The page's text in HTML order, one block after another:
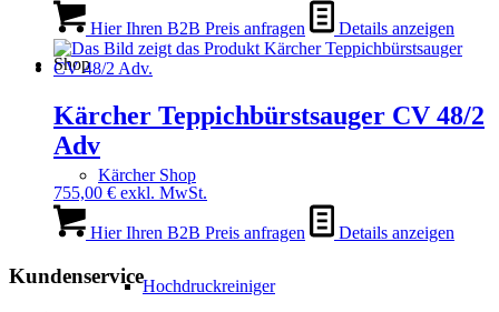
Shop
Kärcher Shop
Hochdruckreiniger
Hier Ihren B2B Preis anfragen Details anzeigen
Kärcher Teppichbürstsauger CV 48/2
Adv
755,00 € exkl. MwSt.
Hier Ihren B2B Preis anfragen Details anzeigen
Kundenservice